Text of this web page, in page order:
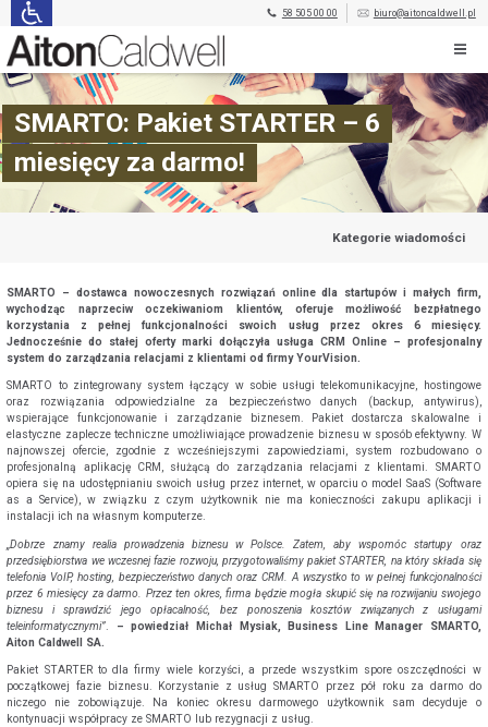
58 505 00 00 biuro@aitoncaldwell.pl
SMARTO: Pakiet STARTER – 6
miesięcy za darmo!
Kategorie wiadomości
SMARTO – dostawca nowoczesnych rozwiązań online dla startupów i małych firm,
wychodząc naprzeciw oczekiwaniom klientów, oferuje możliwość bezpłatnego
korzystania z pełnej funkcjonalności swoich usług przez okres 6 miesięcy.
Jednocześnie do stałej oferty marki dołączyła usługa CRM Online – profesjonalny
system do zarządzania relacjami z klientami od firmy YourVision.
SMARTO to zintegrowany system łączący w sobie usługi telekomunikacyjne, hostingowe
oraz rozwiązania odpowiedzialne za bezpieczeństwo danych (backup, antywirus),
wspierające funkcjonowanie i zarządzanie biznesem. Pakiet dostarcza skalowalne i
elastyczne zaplecze techniczne umożliwiające prowadzenie biznesu w sposób efektywny. W
najnowszej ofercie, zgodnie z wcześniejszymi zapowiedziami, system rozbudowano o
profesjonalną aplikację CRM, służącą do zarządzania relacjami z klientami. SMARTO
opiera się na udostępnianiu swoich usług przez internet, w oparciu o model SaaS (Software
as a Service), w związku z czym użytkownik nie ma konieczności zakupu aplikacji i
instalacji ich na własnym komputerze.
„Dobrze znamy realia prowadzenia biznesu w Polsce. Zatem, aby wspomóc startupy oraz
przedsiębiorstwa we wczesnej fazie rozwoju, przygotowaliśmy pakiet STARTER, na który składa się
telefonia VoIP, hosting, bezpieczeństwo danych oraz CRM. A wszystko to w pełnej funkcjonalności
przez 6 miesięcy za darmo. Przez ten okres, firma będzie mogła skupić się na rozwijaniu swojego
biznesu i sprawdzić jego opłacalność, bez ponoszenia kosztów związanych z usługami
teleinformatycznymi”. – powiedział Michał Mysiak, Business Line Manager SMARTO,
Aiton Caldwell SA.
Pakiet STARTER to dla firmy wiele korzyści, a przede wszystkim spore oszczędności w
początkowej fazie biznesu. Korzystanie z usług SMARTO przez pół roku za darmo do
niczego nie zobowiązuje. Na koniec okresu darmowego użytkownik sam decyduje o
kontynuacji współpracy ze SMARTO lub rezygnacji z usług.